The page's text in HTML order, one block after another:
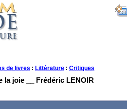
de livres : Littérature : Critiques
la joie __ Frédéric LENOIR